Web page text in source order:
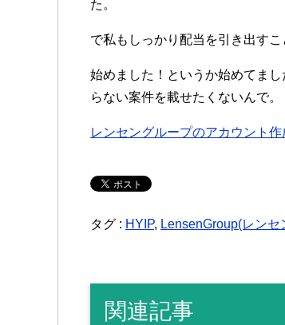
た。
で私もしっかり配当を引き出すこ
始めました！というか始めてま
らない案件を載せたくないんで。
レンセングループのアカウント
タグ : HYIP, LensenGroup(レンセ
関連記事